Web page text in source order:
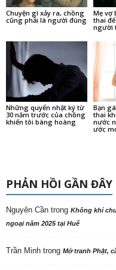
Chuyện gì xảy ra, chồng
cũng phải là người đúng
Mẹ vợ
thai
người
Những quyển nhật ký từ
30 năm trước của chồng
khiến tôi bàng hoàng
Bạn
thai
nước
ước
PHẢN HỒI GẦN ĐÂY
Nguyên Cần trong Không khí
ngoại năm 2025 tại Huế
Trần Minh trong Mở tranh Phật,